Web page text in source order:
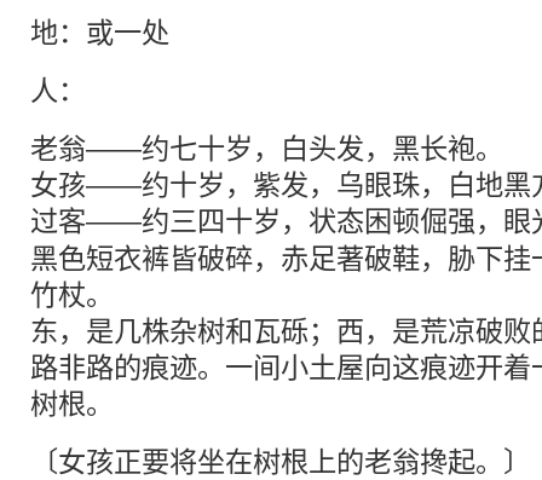
地：或一处
人：
老翁——约七十岁，白头发，黑长袍。
女孩——约十岁，紫发，乌眼珠，白地黑
过客——约三四十岁，状态困顿倔强，眼
黑色短衣裤皆破碎，赤足著破鞋，胁下
竹杖。
东，是几株杂树和瓦砾；西，是荒凉破
路非路的痕迹。一间小土屋向这痕迹开
树根。
〔女孩正要将坐在树根上的老翁搀起。〕